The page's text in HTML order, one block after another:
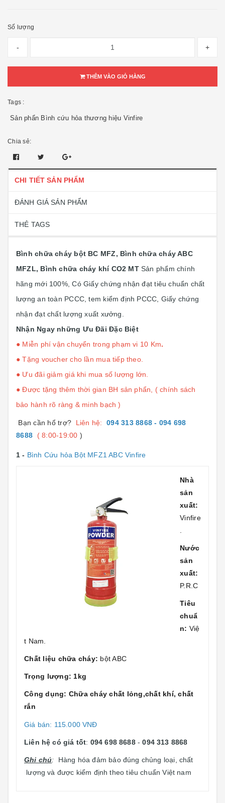
Số lượng
- +
THÊM VÀO GIỎ HÀNG
Tags :
Sản phẩn Bình cứu hỏa thương hiệu Vinfire
Chia sẻ:
CHI TIẾT SẢN PHẨM
ĐÁNH GIÁ SẢN PHẨM
THẺ TAGS
Bình chữa cháy bột BC MFZ, Bình chữa cháy ABC
MFZL, Bình chữa cháy khí CO2 MTSản phẩm chính
hãng mới 100%, Có Giấy chứng nhận đạt tiêu chuẩn chất
lượng an toàn PCCC, tem kiểm định PCCC, Giấy chứng
nhận đạt chất lượng xuất xưởng.
Nhận Ngay những Ưu Đãi Đặc Biệt
● Miễn phí vận chuyển trong phạm vi 10 Km.
●Tặng voucher cho lần mua tiếp theo.
● Ưu đãi giảm giá khi mua số lượng lớn.
●Được tặng thêm thời gian BH sản phẩn, ( chính sách
bảo hành rõ ràng & minh bạch )
Bạn cần hổ trợ? Liên hệ: 094 313 8868 - 094 698
8688 ( 8:00-19:00 )
1 - Bình Cứu hỏa Bột MFZ1 ABC Vinfire
Nhà
sản
xuất:
Vinfire
Nước
sản
xuất:
P.R.C
Tiêu
chuẩ
n: Việ
t Nam.
Chất liệu chữa cháy: bột ABC
Trọng lượng: 1kg
Công dụng: Chữa cháy chất lỏng,chất khí, chất
rắn
Giá bán: 115.000 VNĐ
Liên hệ có giá tốt: 094 698 8688-094 313 8868
Ghi chú: Hàng hóa đảm bảo đúng chủng loại, chất
lượng và được kiểm định theo tiêu chuẩn Việt nam